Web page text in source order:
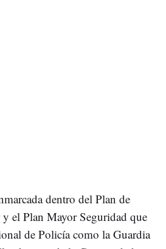
dentro del Plan de
el Plan Mayor Seguridad que
de Policía como la Guardia